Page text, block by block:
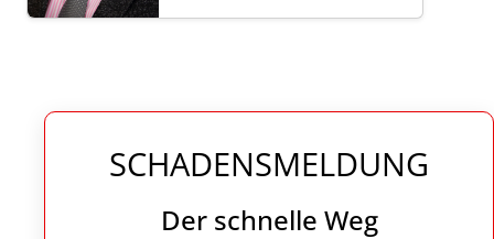
SCHADENSMELDUNG
Der schnelle Weg